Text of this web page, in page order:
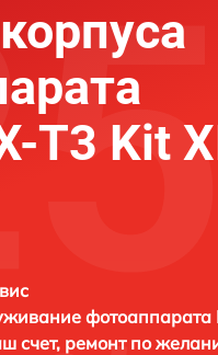
T3 Kit
фотоаппарата
счет, ремонт по